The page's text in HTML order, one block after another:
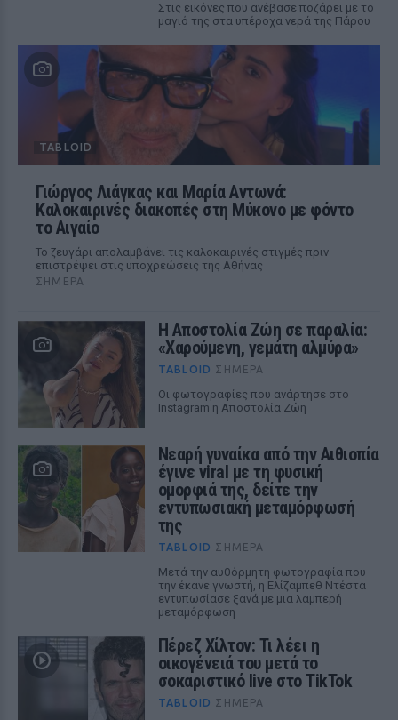
Στις εικόνες που ανέβασε ποζάρει με το
μαγιό της στα υπέροχα νερά της Πάρου
TABLOID
Γιώργος Λιάγκας και Μαρία Αντωνά:
Καλοκαιρινές διακοπές στη Μύκονο με φόντο
το Αιγαίο
Το ζευγάρι απολαμβάνει τις καλοκαιρινές στιγμές πριν
επιστρέψει στις υποχρεώσεις της Αθήνας
ΣΉΜΕΡΑ
Η Αποστολία Ζώη σε παραλία:
«Χαρούμενη, γεμάτη αλμύρα»
TABLOID ΣΉΜΕΡΑ
Οι φωτογραφίες που ανάρτησε στο
Instagram η Αποστολία Ζώη
Νεαρή γυναίκα από την Αιθιοπία
έγινε viral με τη φυσική
ομορφιά της, δείτε την
εντυπωσιακή μεταμόρφωσή
της
TABLOID ΣΉΜΕΡΑ
Μετά την αυθόρμητη φωτογραφία που
την έκανε γνωστή, η Ελίζαμπεθ Ντέστα
εντυπωσίασε ξανά με μια λαμπερή
μεταμόρφωση
Πέρεζ Χίλτον: Τι λέει η
οικογένειά του μετά το
σοκαριστικό live στο TikTok
TABLOID ΣΉΜΕΡΑ